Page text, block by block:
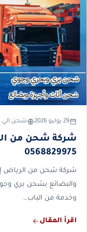
29 يوليو 2026 شحن الي
شركة شحن من
0568829975
شركة شحن من الرياض
والبضائع بشحن بري
وخدمة من الباب…
اقرأ المقال